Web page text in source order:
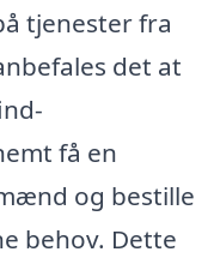
tjenester fra
det at
få en
og bestille
behov. Dette